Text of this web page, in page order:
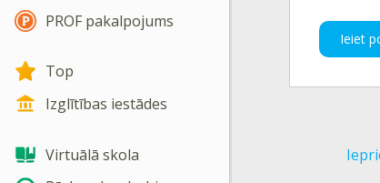
PROF pakalpojums
Top
Izglītības iestādes
Virtuālā skola
Ieiet